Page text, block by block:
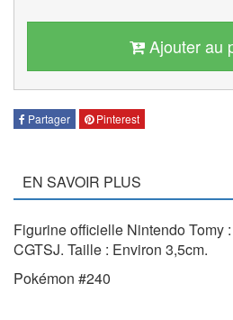
Ajouter au
Partager Pinterest
EN SAVOIR PLUS
Figurine officielle Nintendo Tomy
CGTSJ. Taille : Environ 3,5cm.
Pokémon #240